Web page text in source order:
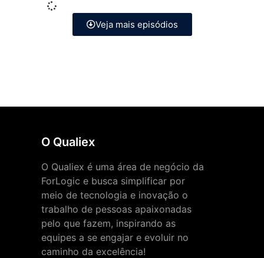
Veja mais episódios
O Qualiex
O Qualiex é uma área de negócio da
ForLogic e busca simplificar por
meio de tecnologia e inovação o
trabalho de pessoas apaixonadas
pelo que fazem, inspirando as
equipes a se engajar e evoluir no
caminho da excelência!